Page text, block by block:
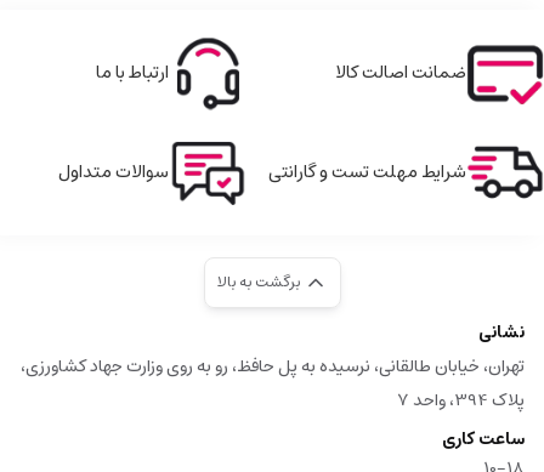
ضمانت اصالت کالا ارتباط با ما
شرایط مهلت تست و گارانتی سوالات متداول
برگشت به بالا
نشانی
تهران، خیابان طالقانی، نرسیده به پل حافظ، رو به روی وزارت جهاد کشاورزی،
پلاک 394، واحد 7
ساعت کاری